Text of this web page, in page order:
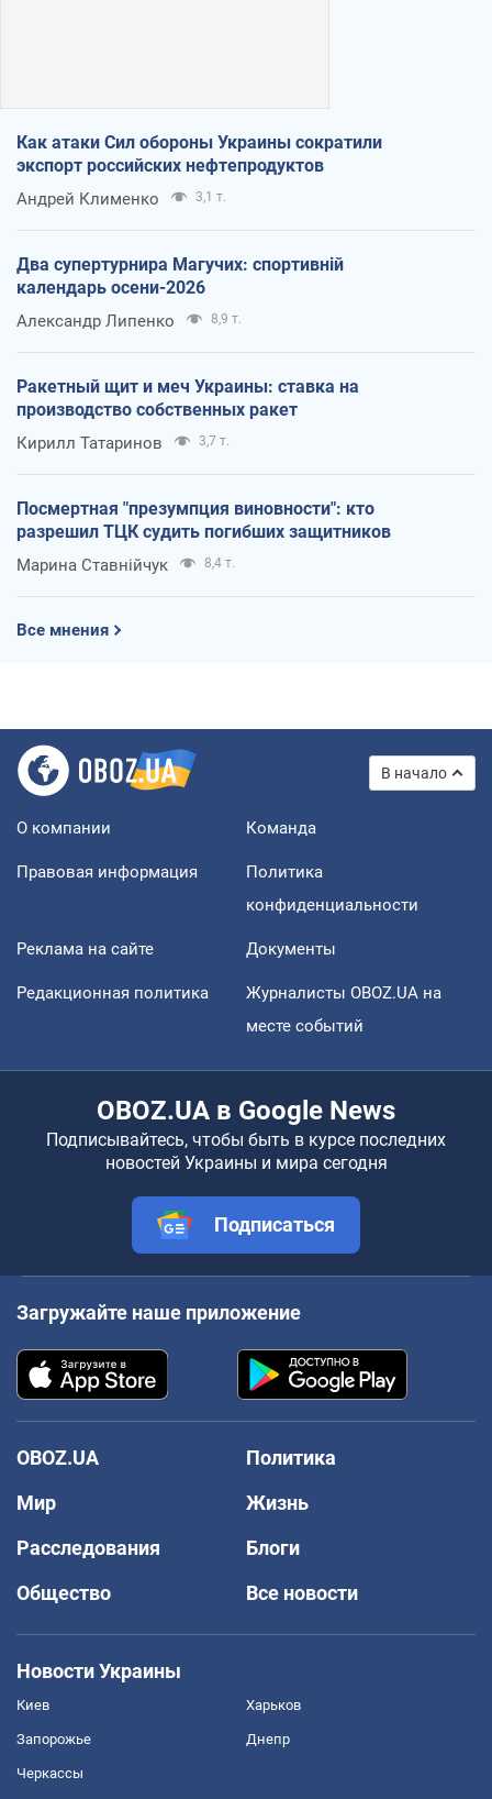
Как атаки Сил обороны Украины сократили
экспорт российских нефтепродуктов
Андрей Клименко 3,1 т.
Два супертурнира Магучих: спортивній
календарь осени-2026
Александр Липенко 8,9 т.
Ракетный щит и меч Украины: ставка на
производство собственных ракет
Кирилл Татаринов 3,7 т.
Посмертная "презумпция виновности": кто
разрешил ТЦК судить погибших защитников
Марина Ставнійчук 8,4 т.
Все мнения
В начало
О компании Команда
Правовая информация
Политика
конфиденциальности
Реклама на сайте Документы
Редакционная политика
Журналисты OBOZ.UA на
месте событий
OBOZ.UA в Google News
Подписывайтесь, чтобы быть в курсе последних
новостей Украины и мира сегодня
Подписаться
Загружайте наше приложение
OBOZ.UA
Политика
Мир
Жизнь
Расследования
Блоги
Общество
Все новости
Новости Украины
Киев Харьков
Запорожье Днепр
Черкассы